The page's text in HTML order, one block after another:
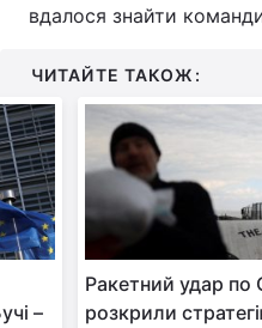
Тема оформлення
вдалося знайти
ЧИТАЙТЕ ТАКОЖ:
–
Ракетний удар по
розкрили